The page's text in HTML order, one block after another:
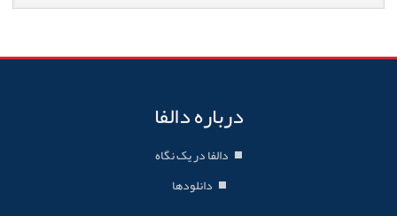
درباره دالفا
دالفا در یک نگاه
دانلودها